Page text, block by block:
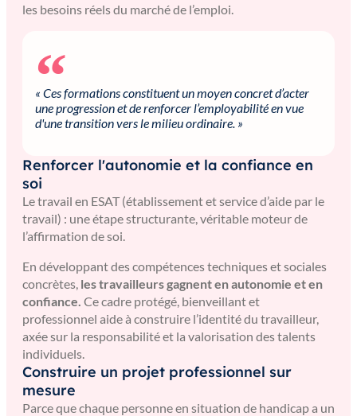
les besoins réels du marché de l’emploi.
« Ces formations constituent un moyen concret d’acter
une progression et de renforcer l’employabilité en vue
d'une transition vers le milieu ordinaire. »
Renforcer l'autonomie et la confiance en
soi
Le travail en ESAT (établissement et service d’aide par le
travail) : une étape structurante, véritable moteur de
l’affirmation de soi.
En développant des compétences techniques et sociales
concrètes, les travailleurs gagnent en autonomie et en
confiance. Ce cadre protégé, bienveillant et
professionnel aide à construire l’identité du travailleur,
axée sur la responsabilité et la valorisation des talents
individuels.
Construire un projet professionnel sur
mesure
Parce que chaque personne en situation de handicap a un